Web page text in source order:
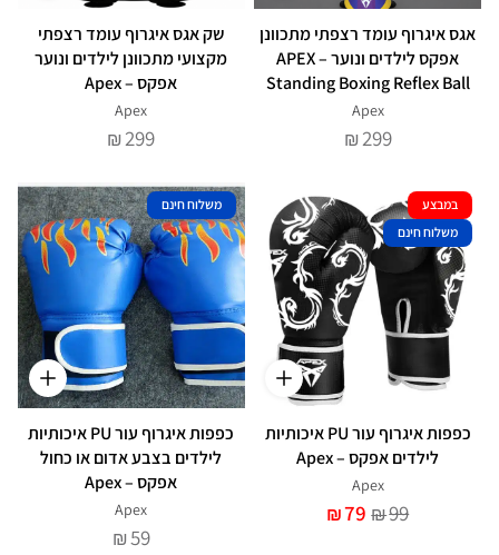
אגס איגרוף עומד רצפתי מתכוונן
אפקס לילדים ונוער – APEX
Standing Boxing Reflex Ball
Apex
₪299
שק אגס איגרוף עומד רצפתי
מקצועי מתכוונן לילדים ונוער
אפקס – Apex
Apex
₪299
במבצע
משלוח חינם
כפפות איגרוף עור PU איכותיות
לילדים אפקס – Apex
Apex
₪79 ₪99
משלוח חינם
כפפות איגרוף עור PU איכותיות
לילדים בצבע אדום או כחול
אפקס – Apex
Apex
₪59